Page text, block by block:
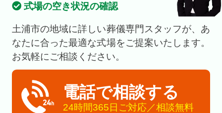
式場の空き状況の確認
土浦市の地域に詳しい葬儀専門スタッフが、あ
なたに合った最適な式場をご提案いたします。
お気軽にご相談ください。
電話で相談する
24時間365日ご対応／相談無料